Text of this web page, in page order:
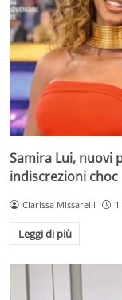
Samira Lui, nuovi
indiscrezioni choc
Clarissa Missarelli
Leggi di più